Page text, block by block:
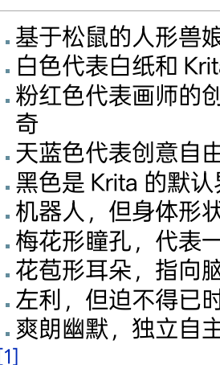
基于松鼠的人形兽
白色代表白纸和
粉红色代表画师的
奇
天蓝色代表创意自
黑色是 Krita 的默
机器人，但身体形
梅花形瞳孔，代表
花苞形耳朵，指向
左利，但迫不得已
爽朗幽默，独立自
[1]